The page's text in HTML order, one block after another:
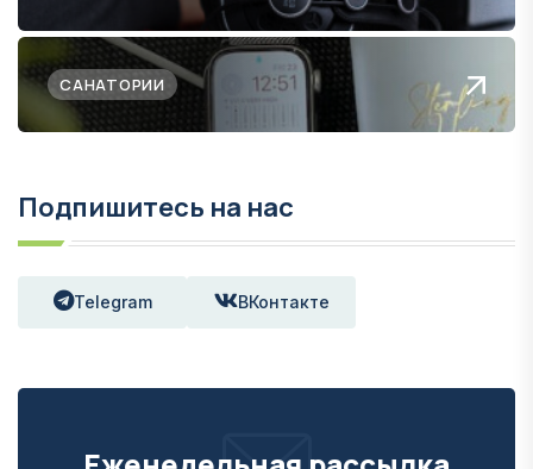
САНАТОРИИ
Подпишитесь на нас
Telegram ВКонтакте